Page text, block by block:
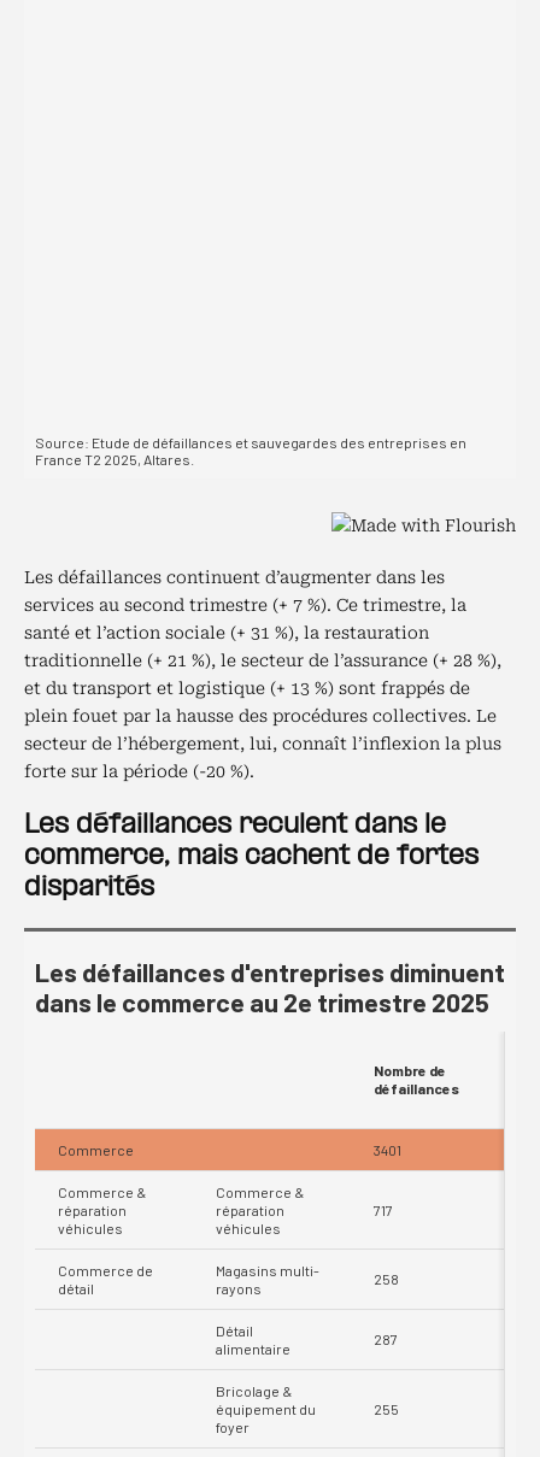
Les défaillances continuent d’augmenter dans les
services au second trimestre (+ 7 %). Ce trimestre, la
santé et l’action sociale (+ 31 %), la restauration
traditionnelle (+ 21 %), le secteur de l’assurance (+ 28 %),
et du transport et logistique (+ 13 %) sont frappés de
plein fouet par la hausse des procédures collectives. Le
secteur de l’hébergement, lui, connaît l’inflexion la plus
forte sur la période (-20 %).
Les défaillances reculent dans le
commerce, mais cachent de fortes
disparités